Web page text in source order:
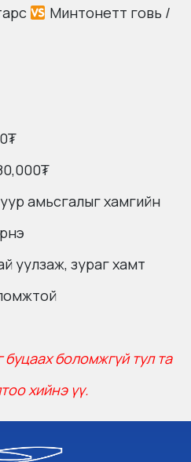
Минтонетт говь /
амьсгалыг хамгийн
уулзаж, зураг хамт
боломжгүй тул та
хийнэ үү.